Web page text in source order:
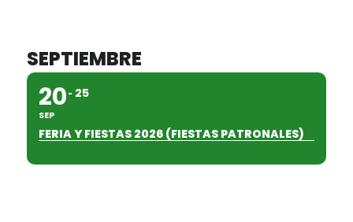
SEPTIEMBRE
20
SEP
25
FERIA Y FIESTAS 2026 (FIESTAS PATRONALES)